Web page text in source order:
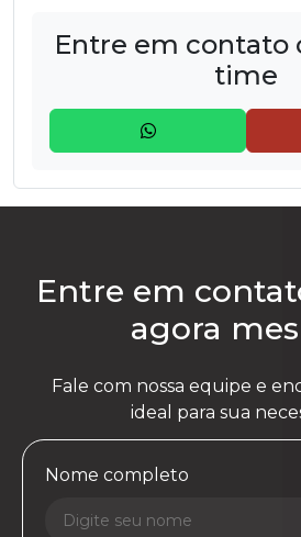
Entre em contato
time
Entre em
agora
Fale com nossa equipe e
ideal para sua
Nome completo